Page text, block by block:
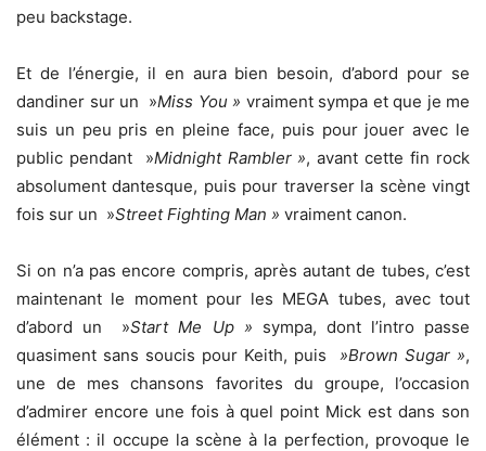
peu backstage.
Et de l’énergie, il en aura bien besoin, d’abord pour se
dandiner sur un »Miss You » vraiment sympa et que je me
suis un peu pris en pleine face, puis pour jouer avec le
public pendant »Midnight Rambler », avant cette fin rock
absolument dantesque, puis pour traverser la scène vingt
fois sur un »Street Fighting Man » vraiment canon.
Si on n’a pas encore compris, après autant de tubes, c’est
maintenant le moment pour les MEGA tubes, avec tout
d’abord un »Start Me Up » sympa, dont l’intro passe
quasiment sans soucis pour Keith, puis »Brown Sugar »,
une de mes chansons favorites du groupe, l’occasion
d’admirer encore une fois à quel point Mick est dans son
élément : il occupe la scène à la perfection, provoque le